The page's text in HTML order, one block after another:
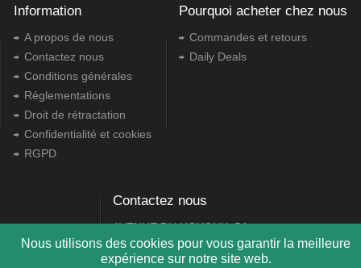
Nous utilisons des cookies pour vous garantir la meilleure
expérience sur notre site web.
Information
A propos de nous
Contactez nous
Conditions générales
Réglementations
Droit de rétractation
Confidentialité et cookies
RGPD
Pourquoi acheter chez nous
Commandes et retours
Daily Deals
Contactez nous
AVENUE DU HOYOUX, 5A
4500 Huy
+32 85 21 10 55